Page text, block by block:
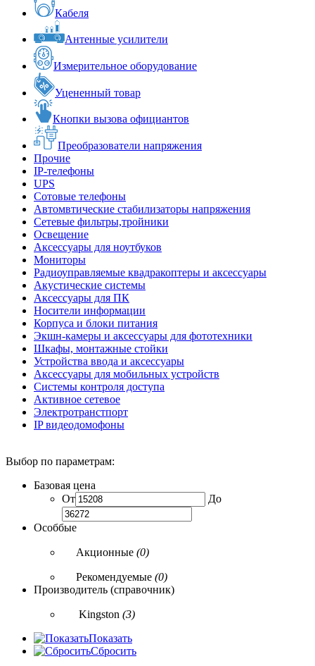
Кабеля
Антенные усилители
Измерительное оборудование
Уцененный товар
Кнопки вызова официантов
Преобразователи напряжения
Прочие
IP-телефоны
UPS
Сотовые телефоны
Автомвтические стабилизаторы напряжения
Сетевые фильтры,тройники
Освещение
Аксессуары для ноутбуков
Мониторы
Радиоуправляемые квадракоптеры и аксессуары
Акустические системы
Аксессуары для ПК
Носители информации
Корпуса и блоки питания
Экшн-камеры и аксессуары для фототехники
Шкафы, монтажные стойки
Устройства ввода и аксессуары
Аксессуары для мобильных устройств
Системы контроля доступа
Активное сетевое
Электротранстпорт
IP видеодомофоны
Выбор по параметрам:
Базовая цена
От
До
Особбые
Акционные (0)
Рекомендуемые (0)
Производитель (справочник)
Kingston (3)
Показать
Сбросить